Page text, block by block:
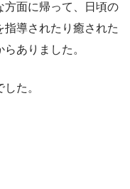
方面に帰って、日頃の
指導されたり癒された
ありました。
た。